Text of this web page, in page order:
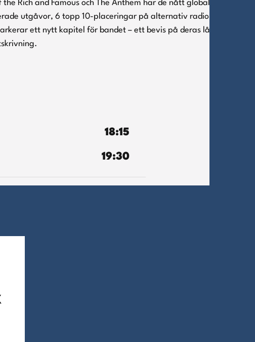
Rich and Famous och The Anthem har de nått global framgång.
utgåvor, 6 topp 10-placeringar på alternativ radio och 4 topp
ett nytt kapitel för bandet – ett bevis på deras långvariga
18:15
19:30